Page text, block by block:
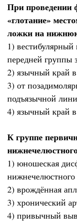
При проведении
«глотание»
ложки на
1)
передней группы
2) язычный край
3) от
подъязычной
4) язычный край
К группе
1) юношеская
нижнечелюстного
2) врождённая
3) хронический
4) привычный